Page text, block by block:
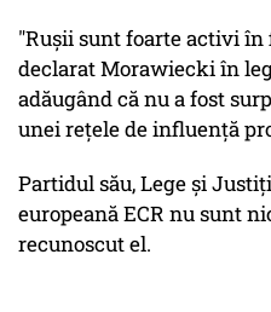
"Rușii sunt foarte activi în
declarat Morawiecki în
adăugând că nu a fost
unei rețele de influență
Partidul său, Lege și
europeană ECR nu sunt
recunoscut el.